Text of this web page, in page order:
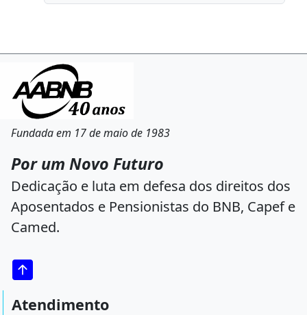
Fundada em 17 de maio de 1983
Por um Novo Futuro
Dedicação e luta em defesa dos direitos dos
Aposentados e Pensionistas do BNB, Capef e
Camed.
Atendimento